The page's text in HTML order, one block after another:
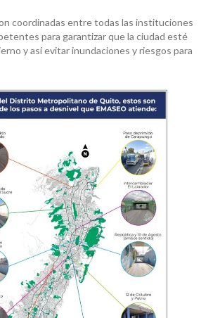
coordinadas entre todas las instituciones
para garantizar que la ciudad esté
y así evitar inundaciones y riesgos para